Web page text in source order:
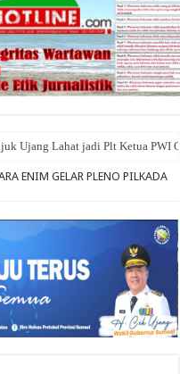
Ujang Lahat jadi Plt Ketua PWI
ENIM GELAR PLENO PILKADA